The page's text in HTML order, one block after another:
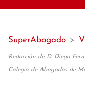
SuperAbogado >
Redacción de D. Diego
Colegio de Abogados de